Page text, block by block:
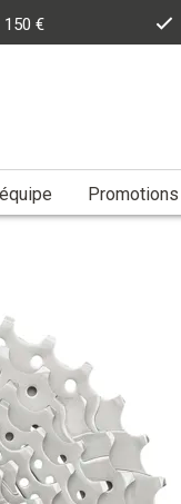
€
Promotions